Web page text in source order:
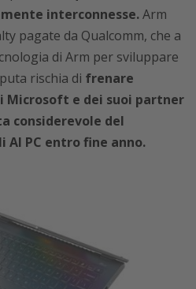
interconnesse.Arm
pagate da Qualcomm, che a
di Arm per sviluppare
rischia di frenare
Microsoft e dei suoi partner
considerevole del
AI PC entro fine anno.